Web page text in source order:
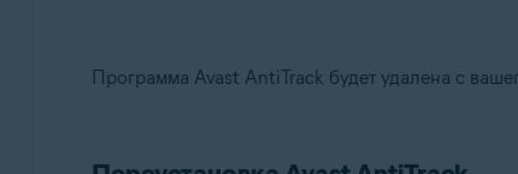
Программа Avast AntiTrack будет удалена с